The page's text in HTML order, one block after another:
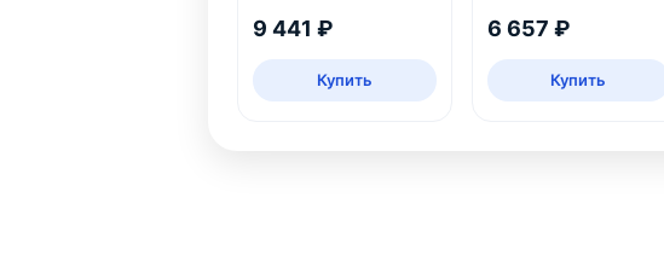
9 441 ₽
Купить
6 657 ₽
Купить